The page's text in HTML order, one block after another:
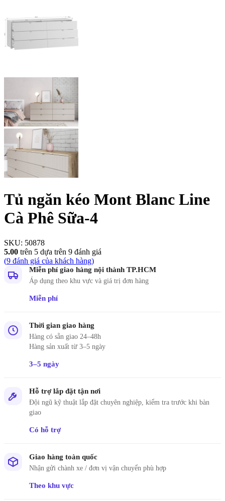
Tủ ngăn kéo Mont Blanc Line
Cà Phê Sữa-4
SKU: 50878
5.00 trên 5 dựa trên 9 đánh giá
(9 đánh giá của khách hàng)
Miễn phí giao hàng nội thành TP.HCM
Áp dụng theo khu vực và giá trị đơn hàng
Miễn phí
Thời gian giao hàng
Hàng có sẵn giao 24–48h
Hàng sản xuất từ 3–5 ngày
3–5 ngày
Hỗ trợ lắp đặt tận nơi
Đội ngũ kỹ thuật lắp đặt chuyên nghiệp, kiểm tra trước khi bàn
giao
Có hỗ trợ
Giao hàng toàn quốc
Nhận gửi chành xe / đơn vị vận chuyển phù hợp
Theo khu vực